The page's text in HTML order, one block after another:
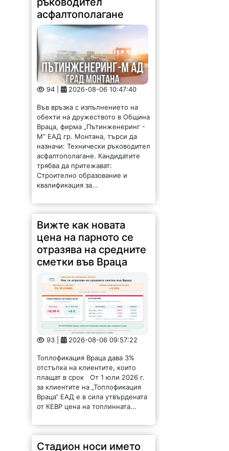
94 | 2026-08-06 10:47:40
Във връзка с изпълнението на
Враца, фирма „Пътинженеринг -
М“ ЕАД гр. Монтана, търси да
назначи: Технически ръководител
асфалтополагане. Кандидатите
трябва да притежават:
Строително образование и
квалификация за...
Вижте как новата
цена на парното се
отразява на средните
сметки във Враца
93 | 2026-08-06 09:57:22
Топлофикация Враца дава 3%
плащат в срок От 1 юли 2026 г.
за клиентите на „Топлофикация
Враца“ ЕАД е в сила утвърдената
от КЕВР цена на топлинната...
Стадион носи името
на Илия Вълов